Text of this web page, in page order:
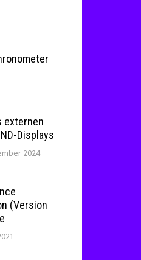
externen
Displays
2024
(Version